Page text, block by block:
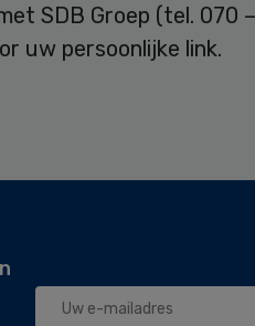
SDB Groep (tel. 070
uw persoonlijke link.